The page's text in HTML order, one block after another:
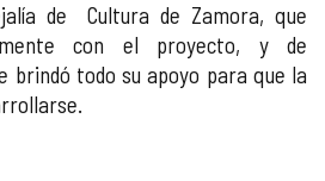
de Cultura de Zamora, que
con el proyecto, y de
brindó todo su apoyo para que la